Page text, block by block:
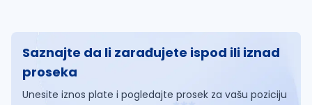
Saznajte da li zarađujete ispod ili iznad
proseka
Unesite iznos plate i pogledajte prosek za vašu poziciju